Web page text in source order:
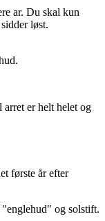
ar. Du skal kun
løst.
er helt helet og
første år efter
og solstift.